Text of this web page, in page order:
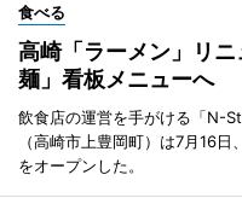
食べる
高崎「ラーメン」リ
麺」看板メニューへ
飲食店の運営を手がける「N-
（高崎市上豊岡町）は7月16日
をオープンした。